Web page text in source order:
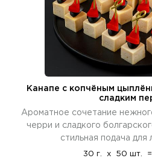
Канапе с копчёным
сладким
Ароматное сочетание
черри и сладкого
стильная подача для
30 г. x 50 шт. =